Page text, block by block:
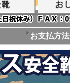
お支払方法